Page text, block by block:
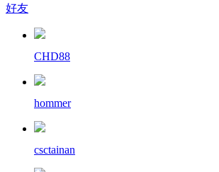
好友
CHD88
hommer
csctainan